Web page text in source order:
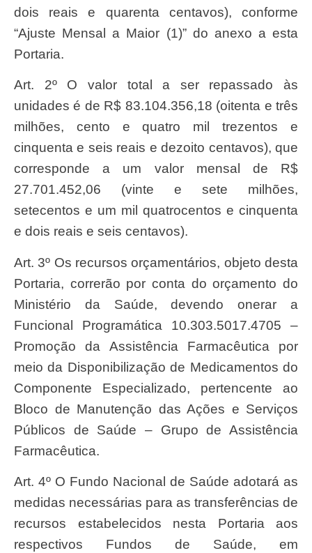
dois reais e quarenta centavos), conforme
“Ajuste Mensal a Maior (1)” do anexo a esta
Portaria.
Art. 2º O valor total a ser repassado às
unidades é de R$ 83.104.356,18 (oitenta e três
milhões, cento e quatro mil trezentos e
cinquenta e seis reais e dezoito centavos), que
corresponde a um valor mensal de R$
27.701.452,06 (vinte e sete milhões,
setecentos e um mil quatrocentos e cinquenta
e dois reais e seis centavos).
Art. 3º Os recursos orçamentários, objeto desta
Portaria, correrão por conta do orçamento do
Ministério da Saúde, devendo onerar a
Funcional Programática 10.303.5017.4705 –
Promoção da Assistência Farmacêutica por
meio da Disponibilização de Medicamentos do
Componente Especializado, pertencente ao
Bloco de Manutenção das Ações e Serviços
Públicos de Saúde – Grupo de Assistência
Farmacêutica.
Art. 4º O Fundo Nacional de Saúde adotará as
medidas necessárias para as transferências de
recursos estabelecidos nesta Portaria aos
respectivos Fundos de Saúde, em